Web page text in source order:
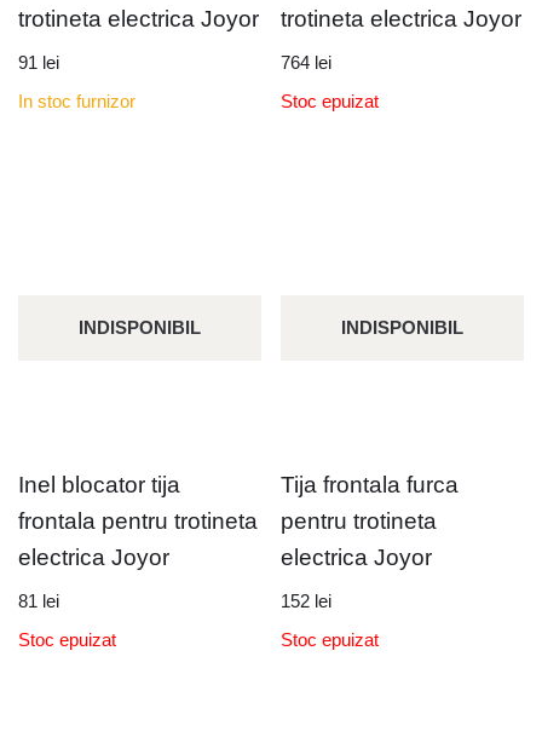
trotineta electrica Joyor
91 lei
In stoc furnizor
trotineta electrica Joyor
764 lei
Stoc epuizat
INDISPONIBIL
Inel blocator tija
frontala pentru trotineta
electrica Joyor
81 lei
Stoc epuizat
INDISPONIBIL
Tija frontala furca
pentru trotineta
electrica Joyor
152 lei
Stoc epuizat